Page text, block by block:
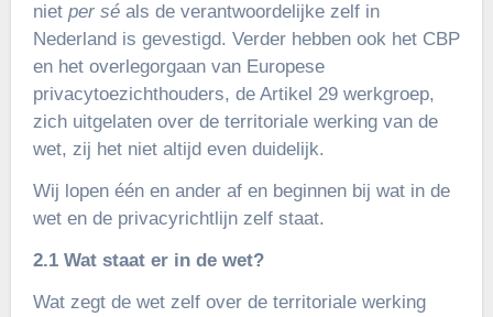
niet per séals de verantwoordelijke zelf in
Nederland is gevestigd. Verder hebben ook het CBP
en het overlegorgaan van Europese
privacytoezichthouders, de Artikel 29 werkgroep,
zich uitgelaten over de territoriale werking van de
wet, zij het niet altijd even duidelijk.
Wij lopen één en ander af en beginnen bij wat in de
wet en de privacyrichtlijn zelf staat.
2.1 Wat staat er in de wet?
Wat zegt de wet zelf over de territoriale werking